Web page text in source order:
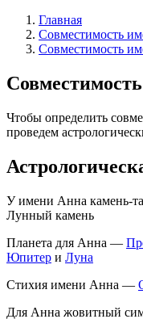
Главная
Совместимость
Совместимость
Чтобы определить
проведем
У имени Анна камень-
Лунный камень
Планета для Анна —
Юпитер и Луна
Стихия имени Анна —
Для Анна жовитный